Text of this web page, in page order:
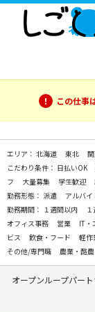
この仕事
エリア： 北海道 東北
こだわり条件： 日払いOK
フ
大量募集 学生歓迎
勤務形態： 派遣 アルバイ
勤務期間： １週間以内
オフィス事務
営業 IT・
ビス
飲食・フード 軽作
その他/専門職
農業・酪農
オープンループパー